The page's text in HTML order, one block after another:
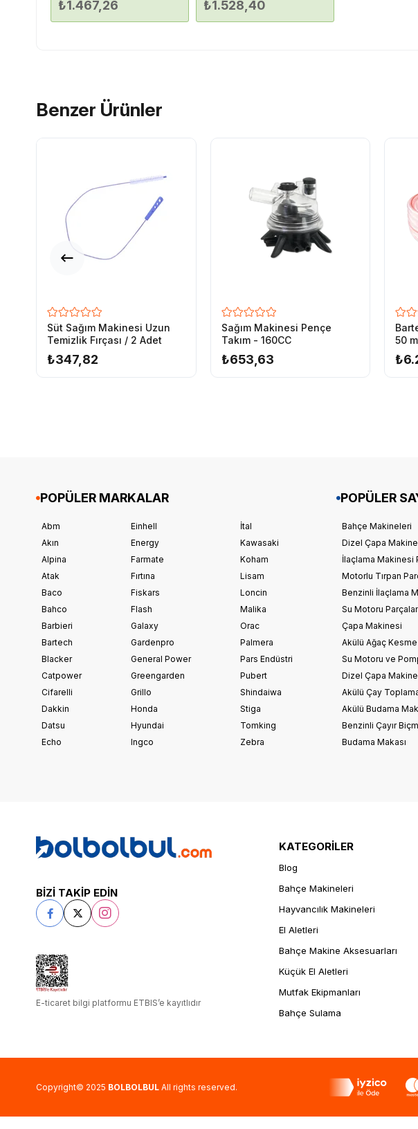
₺1.467,26 ₺1.528,40
Benzer Ürünler
Süt Sağım Makinesi Uzun
Temizlik Fırçası / 2 Adet
₺347,82
Sağım Makinesi Pençe
Takım - 160CC
₺653,63
50
POPÜLER MARKALAR
Abm
Akın
Alpina
Atak
Baco
Bahco
Barbieri
Bartech
Blacker
Catpower
Cifarelli
Dakkin
Datsu
Echo
Einhell
Energy
Farmate
Fırtına
Fiskars
Flash
Galaxy
Gardenpro
General Power
Greengarden
Grillo
Honda
Hyundai
Ingco
İtal
Kawasaki
Koham
Lisam
Loncin
Malika
Orac
Palmera
Pars Endüstri
Pubert
Shindaiwa
Stiga
Tomking
Zebra
POPÜLER
Bahçe Makineleri
Dizel Çapa
İlaçlama Makinesi
Motorlu Tırpan
Benzinli İlaçlama
Su Motoru
Çapa Makinesi
Akülü Ağaç
Su Motoru ve
Dizel Çapa
Akülü Çay
Akülü Budama
Benzinli Çayır
Budama Makası
BİZİ TAKİP EDİN
E-ticaret bilgi platformu ETBIS’e kayıtlıdır
KATEGORİLER
Blog
Bahçe Makineleri
Hayvancılık Makineleri
El Aletleri
Bahçe Makine Aksesuarları
Küçük El Aletleri
Mutfak Ekipmanları
Bahçe Sulama
Copyright© 2025 BOLBOLBUL All rights reserved.